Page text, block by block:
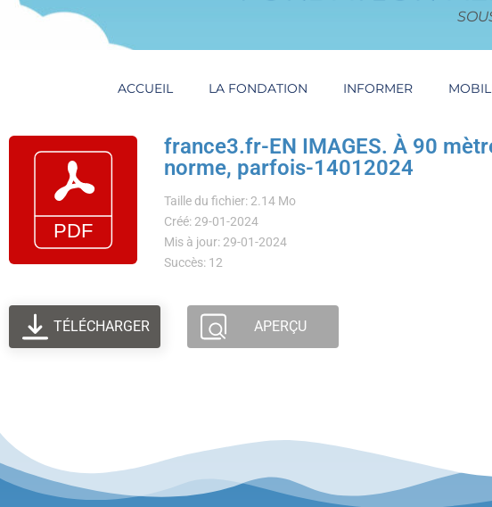
ACCUEIL LA FONDATION INFORMER
france3.fr-EN IMAGES. À 90
norme, parfois-14012024
Taille du fichier: 2.14 Mo
Créé: 29-01-2024
Mis à jour: 29-01-2024
Succès: 12
TÉLÉCHARGER APERÇU